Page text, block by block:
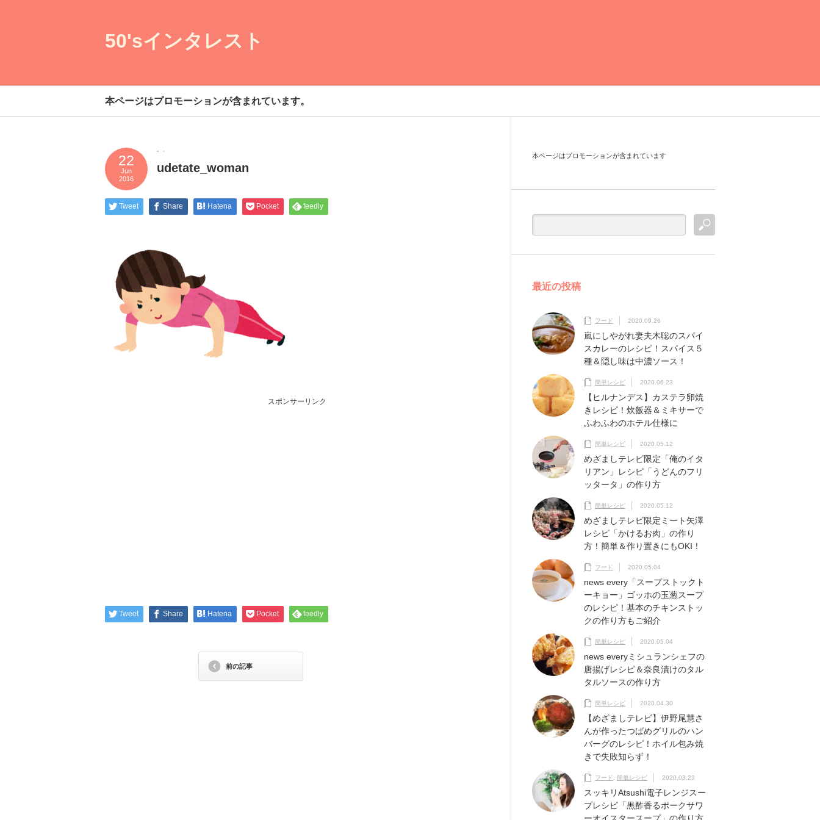
50'sインタレスト
本ページはプロモーションが含まれています。
22
Jun
2016
udetate_woman
Tweet Share Hatena Pocket feedly
スポンサーリンク
Tweet Share Hatena Pocket feedly
前の記事
本ページはプロモーションが含まれています
最近の投稿
フード 2020.09.26
嵐にしやがれ妻夫木聡のスパイ
スカレーのレシピ！スパイス５
種＆隠し味は中濃ソース！
簡単レシピ 2020.06.23
【ヒルナンデス】カステラ卵焼
きレシピ！炊飯器＆ミキサーで
ふわふわのホテル仕様に
簡単レシピ 2020.05.12
めざましテレビ限定「俺のイタ
リアン」レシピ「うどんのフリ
ッタータ」の作り方
簡単レシピ 2020.05.12
めざましテレビ限定ミート矢澤
レシピ「かけるお肉」の作り
方！簡単＆作り置きにもOKI！
フード 2020.05.04
news every「スープストックト
ーキョー」ゴッホの玉葱スープ
のレシピ！基本のチキンストッ
クの作り方もご紹介
簡単レシピ 2020.05.04
news everyミシュランシェフの
唐揚げレシピ＆奈良漬けのタル
タルソースの作り方
簡単レシピ 2020.04.30
【めざましテレビ】伊野尾慧さ
んが作ったつばめグリルのハン
バーグのレシピ！ホイル包み焼
きで失敗知らず！
フード 簡単レシピ 2020.03.23
スッキリAtsushi電子レンジスー
プレシピ「黒酢香るポークサワ